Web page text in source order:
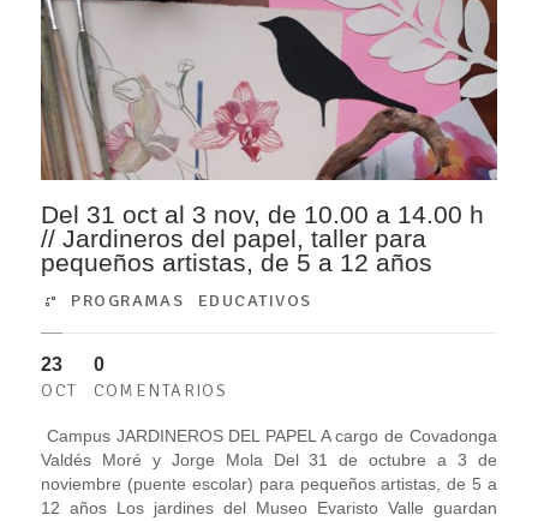
Del 31 oct al 3 nov, de 10.00 a 14.00 h
// Jardineros del papel, taller para
pequeños artistas, de 5 a 12 años
PROGRAMAS EDUCATIVOS
23
OCT
0
COMENTARIOS
Campus JARDINEROS DEL PAPEL A cargo de Covadonga
Valdés Moré y Jorge Mola Del 31 de octubre a 3 de
noviembre (puente escolar) para pequeños artistas, de 5 a
12 años Los jardines del Museo Evaristo Valle guardan